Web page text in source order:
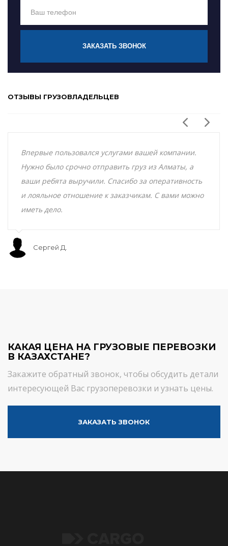
ЗАКАЗАТЬ ЗВОНОК
ОТЗЫВЫ ГРУЗОВЛАДЕЛЬЦЕВ
Впервые пользовался услугами вашей компании.
Нужно было срочно отправить груз из Алматы, а
ваши ребята выручили. Спасибо за оперативность
и лояльное отношение к заказчикам. С вами можно
иметь дело.
Сергей Д.
КАКАЯ ЦЕНА НА ГРУЗОВЫЕ ПЕРЕВОЗКИ
В КАЗАХСТАНЕ?
Закажите обратный звонок, чтобы обсудить детали
интересующей Вас грузоперевозки и узнать цены.
ЗАКАЗАТЬ ЗВОНОК